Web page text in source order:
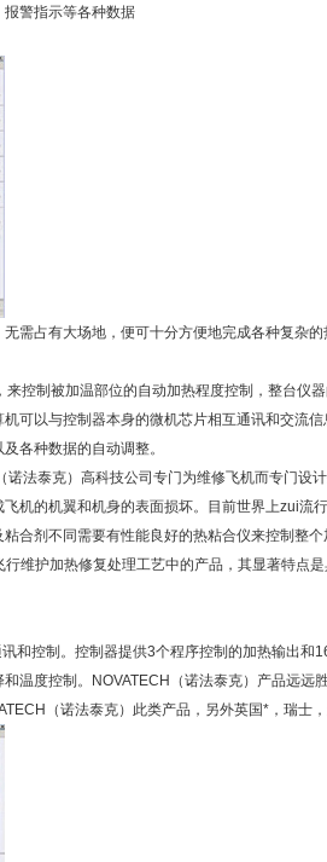
报警指示等各种数据
需占有大场地，便可十分方便地完成各种复杂
控制被加温部位的自动加热程度控制，整台仪
可以与控制器本身的微机芯片相互通讯和交流
各种数据的自动调整。
（诺法泰克） 高科技公司专门为维修飞机而专门设
机的机翼和机身的表面损坏。目前世界上zui流
合剂不同需要有性能良好的热粘合仪来控制整个
维护加热修复处理工艺中的产品，其显著特点
和控制。控制器提供3个程序控制的加热输出和
温度控制。
NOVATECH （诺法泰克） 产品远远
（诺法泰克） 此类产品，另外英国* ， 瑞士 ，